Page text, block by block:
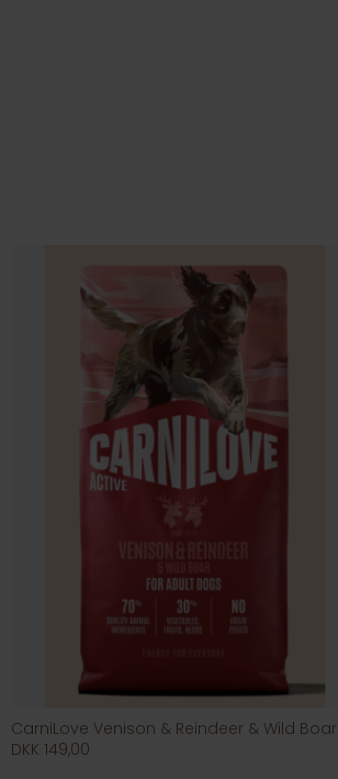
CarniLove Venison & Reindeer & Wild Boar
DKK 149,00